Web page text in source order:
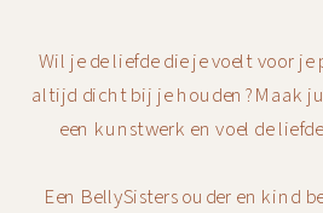
Wil je de liefde die je voelt voor
altijd dicht bij je houden? Maak
een kunstwerk en voel de
Een BellySisters ouder en kind